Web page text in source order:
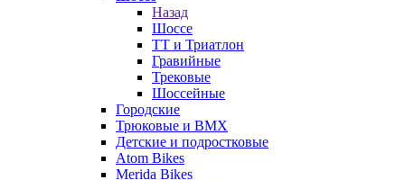
Назад
Шоссе
ТТ и Триатлон
Гравийные
Трековые
Шоссейные
Городские
Трюковые и BMX
Детские и подростковые
Atom Bikes
Merida Bikes